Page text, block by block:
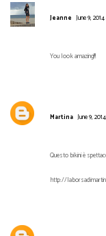
Jeanne June 9,
You look amazing!!!
Martina June 9,
Questo bikini è
http://